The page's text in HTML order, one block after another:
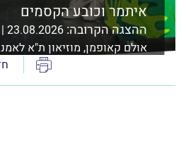
איתמר וכובע הקסמים
ההצגה הקרובה: 23.08.2026 | 11:00
אולם קאופמן, מוזיאון ת"א
לפרטים נוספים ורכישה